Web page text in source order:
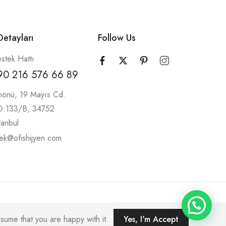
Hattı
216 576 66 89
19 Mayıs Cd.
B, 34752
Follow Us
that you are happy with it. Yes, I'm Accept